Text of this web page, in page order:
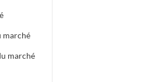
marché
marché